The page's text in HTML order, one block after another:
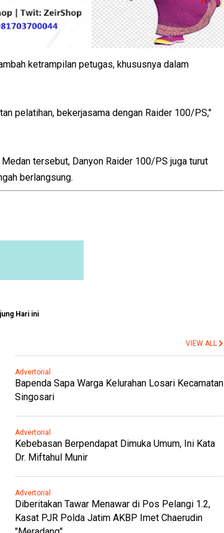
ketrampilan petugas, khususnya dalam
pelatihan, bekerjasama dengan Raider 100/PS,"
tersebut, Danyon Raider 100/PS juga turut
berlangsung.
Hari ini
VIEW ALL
Advertorial
Bapenda Sapa Warga Kelurahan Losari Kecamatan
Singosari
Advertorial
Kebebasan Berpendapat Dimuka Umum, Ini Kata
Dr. Miftahul Munir
Advertorial
Diberitakan Tawar Menawar di Pos Pelangi 1.2,
Kasat PJR Polda Jatim AKBP Imet Chaerudin